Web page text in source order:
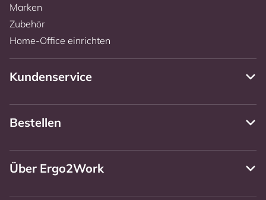
Marken
Zubehör
Home-Office einrichten
Kundenservice
Bestellen
Über Ergo2Work